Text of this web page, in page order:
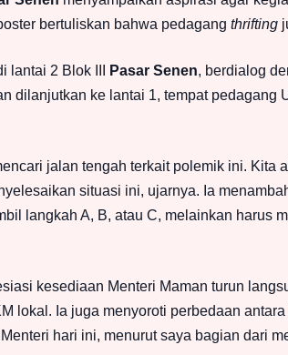
bertuliskan bahwa pedagang thrifting
lantai 2 Blok III Pasar Senen, berdialog
dilanjutkan ke lantai 1, tempat pedagang
jalan tengah terkait polemik ini. Kita
situasi ini, ujarnya. Ia
langkah A, B, atau C, melainkan harus
kesediaan Menteri Maman turun
lokal. Ia juga menyoroti perbedaan
hari ini, menurut saya bagian dari